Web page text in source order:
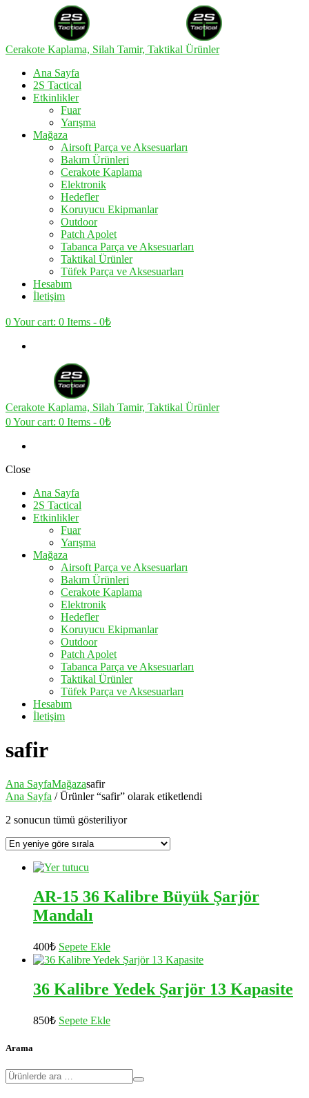
Cerakote Kaplama, Silah Tamir, Taktikal Ürünler
Ana Sayfa
2S Tactical
Etkinlikler
Fuar
Yarışma
Mağaza
Airsoft Parça ve Aksesuarları
Bakım Ürünleri
Cerakote Kaplama
Elektronik
Hedefler
Koruyucu Ekipmanlar
Outdoor
Patch Apolet
Tabanca Parça ve Aksesuarları
Taktikal Ürünler
Tüfek Parça ve Aksesuarları
Hesabım
İletişim
0Your cart: 0 Items - 0₺
Cerakote Kaplama, Silah Tamir, Taktikal Ürünler
0Your cart: 0 Items - 0₺
Close
Ana Sayfa
2S Tactical
Etkinlikler
Fuar
Yarışma
Mağaza
Airsoft Parça ve Aksesuarları
Bakım Ürünleri
Cerakote Kaplama
Elektronik
Hedefler
Koruyucu Ekipmanlar
Outdoor
Patch Apolet
Tabanca Parça ve Aksesuarları
Taktikal Ürünler
Tüfek Parça ve Aksesuarları
Hesabım
İletişim
safir
Ana SayfaMağazasafir
Ana Sayfa / Ürünler “safir” olarak etiketlendi
2 sonucun tümü gösteriliyorEn
AR-15 36 Kalibre Büyük Şarjör
Mandalı
400₺ Sepete Ekle
36 Kalibre Yedek Şarjör 13 Kapasite
850₺ Sepete Ekle
Arama